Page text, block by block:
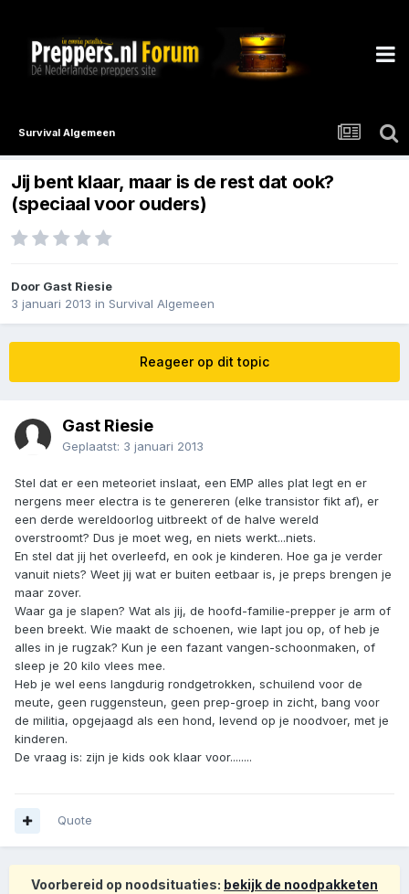
Survival Algemeen
Jij bent klaar, maar is de rest dat ook?
(speciaal voor ouders)
Door Gast Riesie
3 januari 2013 in Survival Algemeen
Reageer op dit topic
Gast Riesie
Geplaatst: 3 januari 2013
Stel dat er een meteoriet inslaat, een EMP alles plat legt en er
nergens meer electra is te genereren (elke transistor fikt af), er
een derde wereldoorlog uitbreekt of de halve wereld
overstroomt? Dus je moet weg, en niets werkt...niets.
En stel dat jij het overleefd, en ook je kinderen. Hoe ga je verder
vanuit niets? Weet jij wat er buiten eetbaar is, je preps brengen je
maar zover.
Waar ga je slapen? Wat als jij, de hoofd-familie-prepper je arm of
been breekt. Wie maakt de schoenen, wie lapt jou op, of heb je
alles in je rugzak? Kun je een fazant vangen-schoonmaken, of
sleep je 20 kilo vlees mee.
Heb je wel eens langdurig rondgetrokken, schuilend voor de
meute, geen ruggensteun, geen prep-groep in zicht, bang voor
de militia, opgejaagd als een hond, levend op je noodvoer, met je
kinderen.
De vraag is: zijn je kids ook klaar voor........
Quote
Voorbereid op noodsituaties: bekijk de noodpakketen